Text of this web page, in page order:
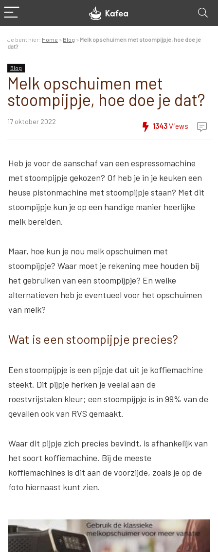
Je bent hier: Home » Blog » Melk opschuimen met stoompijpje, hoe doe je
dat?
Blog
Melk opschuimen met
stoompijpje, hoe doe je dat?
17 oktober 2022
1343Views
Heb je voor de aanschaf van een espressomachine
met stoompijpje gekozen? Of heb je in je keuken een
heuse pistonmachine met stoompijpje staan? Met dit
stoompijpje kun je op een handige manier heerlijke
melk bereiden.
Maar, hoe kun je nou melk opschuimen met
stoompijpje? Waar moet je rekening mee houden bij
het gebruiken van een stoompijpje? En welke
alternatieven heb je eventueel voor het opschuimen
van melk?
Wat is een stoompijpje precies?
Een stoompijpje is een pijpje dat uit je koffiemachine
steekt. Dit pijpje herken je veelal aan de
roestvrijstalen kleur; een stoompijpje is in 99% van de
gevallen ook van RVS gemaakt.
Waar dit pijpje zich precies bevindt, is afhankelijk van
het soort koffiemachine. Bij de meeste
koffiemachines is dit aan de voorzijde, zoals je op de
foto hiernaast kunt zien.